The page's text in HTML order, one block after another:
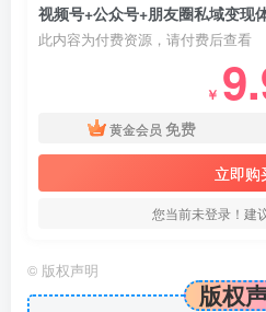
此内容为付费资源，请付费后查看
￥
黄金会员 免费
立即购
您当前未登录！建
© 版权声明
版权